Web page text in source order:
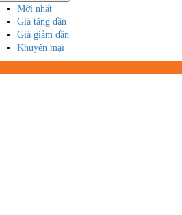
Mới nhất
Giá tăng dần
Giá giảm dần
Khuyến mại